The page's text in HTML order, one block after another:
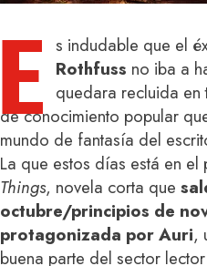
E s indudable que el
Rothfuss no iba a
quedara recluida
de conocimiento popular
mundo de fantasía del
La que estos días está en el
Things, novela corta que
octubre/principios de
protagonizada por Auri,
buena parte del sector